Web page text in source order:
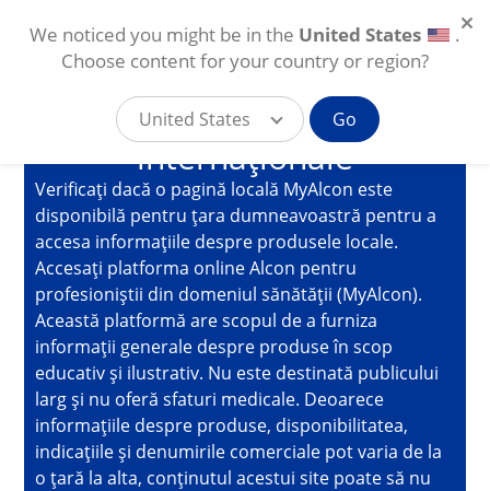
Site destinat exclusiv
profesioniștilor din
domeniul sănătății
internaționale
Verificați dacă o pagină locală MyAlcon este
disponibilă pentru țara dumneavoastră pentru a
accesa informațiile despre produsele locale.
Accesați platforma online Alcon pentru
profesioniștii din domeniul sănătății (MyAlcon).
Această platformă are scopul de a furniza
informații generale despre produse în scop
educativ și ilustrativ. Nu este destinată publicului
larg și nu oferă sfaturi medicale. Deoarece
informațiile despre produse, disponibilitatea,
indicațiile și denumirile comerciale pot varia de la
o țară la alta, conținutul acestui site poate să nu
Skip to main content
We noticed you might be in the United States
.
Choose content for your country or region?
United States Go